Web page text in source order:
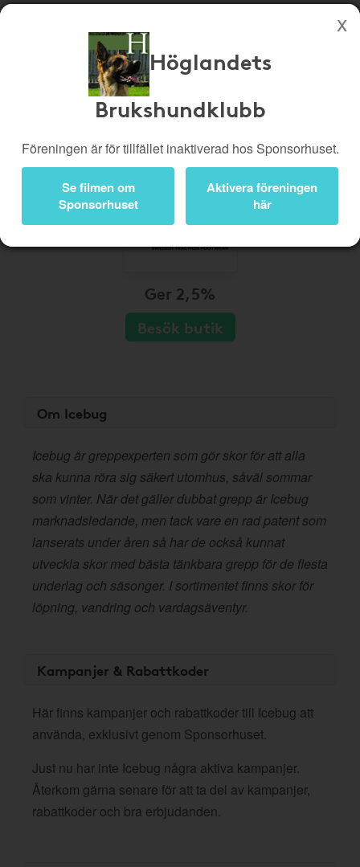
Köp genom denna sida stöttar Höglandets Brukshundklubb
Butiker
Bli medlem
Logga in
Höglandets
Brukshundklubb
Föreningen är för tillfället inaktiverad hos Sponsorhuset.
Se filmen om
Sponsorhuset
Aktivera föreningen
här
Ger 2,5%
Besök butik
Om Icebug
Icebug är greppexperten som gör skor för att alla
ska kunna röra sig säkert utomhus, såväl sommar
som vinter. När det gäller dubbat grepp är Icebug
marknadsledande, men tack vare en rad patent som
lanserats under åren så har de också kunnat
utveckla skor med bästa tänkbara grepp för de flesta
underlag och säsonger. I sortimentet finns skor för
löpning, vandring och vardagsäventyr.
Kampanjer & Rabattkoder
Här finns kampanjer och rabattkoder till Icebug att
använda, exklusivt genom Sponsorhuset.
Just nu har inte Icebug några aktiva kampanjer.
Återkom gärna senare för att ta del av kampanjer,
rabattkoder och bra erbjudanden.